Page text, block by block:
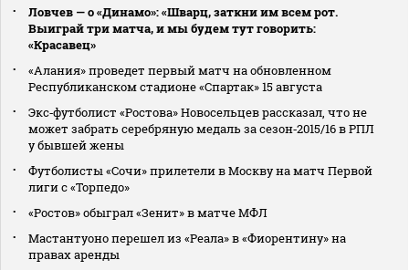
Ловчев — о «Динамо»: «Шварц, заткни им всем рот.
Выиграй три матча, и мы будем тут говорить:
«Красавец»
«Алания» проведет первый матч на обновленном
Республиканском стадионе «Спартак» 15 августа
Экс‑футболист «Ростова» Новосельцев рассказал, что не
может забрать серебряную медаль за сезон‑2015/16 в РПЛ
у бывшей жены
Футболисты «Сочи» прилетели в Москву на матч Первой
лиги с «Торпедо»
«Ростов» обыграл «Зенит» в матче МФЛ
Мастантуоно перешел из «Реала» в «Фиорентину» на
правах аренды